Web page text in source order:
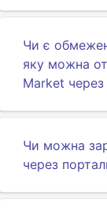
Чи є
яку можна
Market
Чи можна
через